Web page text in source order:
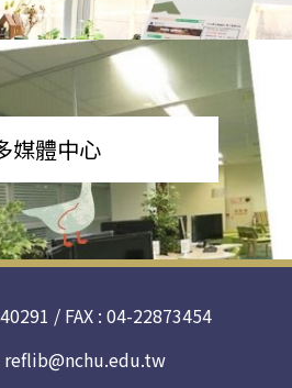
媒體中心
/ FAX : 04-22873454
reflib@nchu.edu.tw